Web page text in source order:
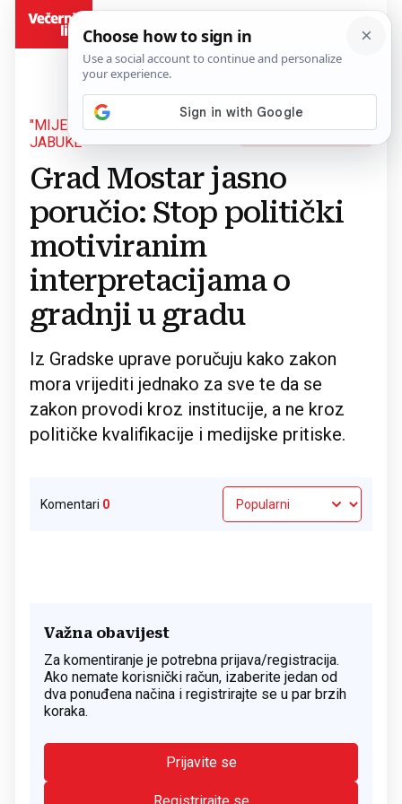
"MIJEŠAJU SE KRUŠKE I
JABUKE"
Povratak na članak
Grad Mostar jasno
poručio: Stop politički
motiviranim
interpretacijama o
gradnji u gradu
Iz Gradske uprave poručuju kako zakon
mora vrijediti jednako za sve te da se
zakon provodi kroz institucije, a ne kroz
političke kvalifikacije i medijske pritiske.
Komentari 0
Važna obavijest
Za komentiranje je potrebna prijava/registracija.
Ako nemate korisnički račun, izaberite jedan od
dva ponuđena načina i registrirajte se u par brzih
koraka.
Prijavite se